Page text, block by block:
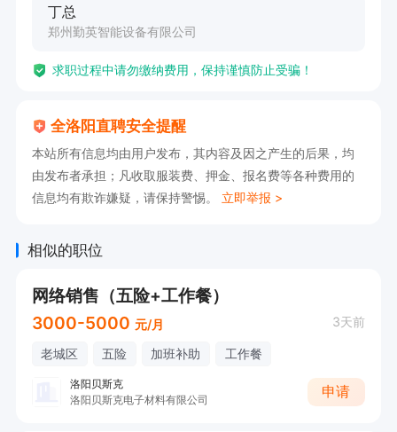
丁总
郑州勤英智能设备有限公司
求职过程中请勿缴纳费用，保持谨慎防止受骗！
全洛阳直聘安全提醒
本站所有信息均由用户发布，其内容及因之产生的后果，均
由发布者承担；凡收取服装费、押金、报名费等各种费用的
信息均有欺诈嫌疑，请保持警惕。 立即举报 >
相似的职位
网络销售（五险+工作餐）
3000-5000 元/月 3天前
老城区 五险 加班补助 工作餐
洛阳贝斯克
洛阳贝斯克电子材料有限公司
申请